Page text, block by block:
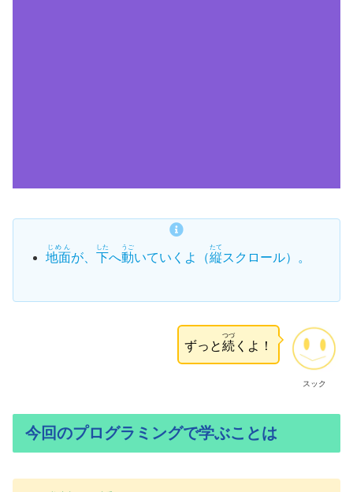
地面
じめん
が、下
した
へ動
うご
いていくよ（縦
たて
スクロール）。
スック
ずっと続
つづ
くよ！
今回のプログラミングで学ぶことは